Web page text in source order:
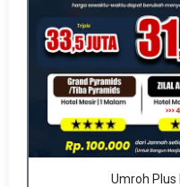
Umroh Plus